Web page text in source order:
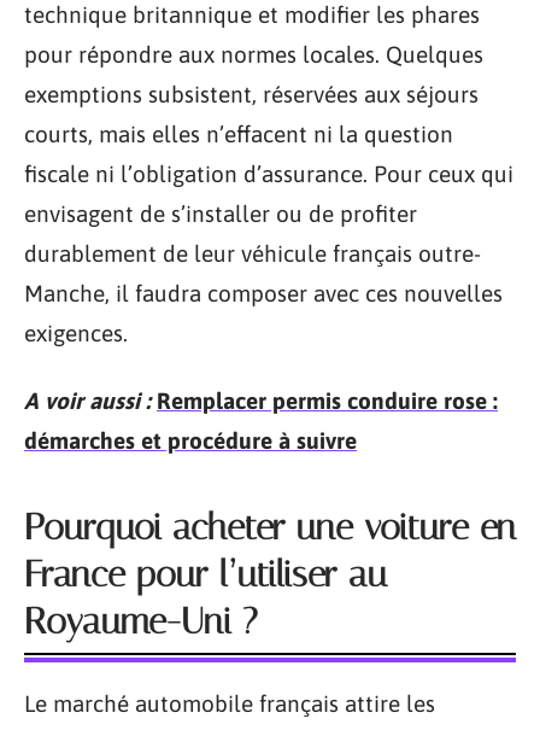
technique britannique et modifier les phares
pour répondre aux normes locales. Quelques
exemptions subsistent, réservées aux séjours
courts, mais elles n’effacent ni la question
fiscale ni l’obligation d’assurance. Pour ceux qui
envisagent de s’installer ou de profiter
durablement de leur véhicule français outre-
Manche, il faudra composer avec ces nouvelles
exigences.
A voir aussi : Remplacer permis conduire rose :
démarches et procédure à suivre
Pourquoi acheter une voiture en
France pour l’utiliser au
Royaume-Uni ?
Le marché automobile français attire les